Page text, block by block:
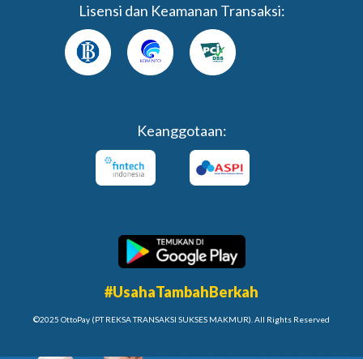
Lisensi dan Keamanan Transaksi:
Keanggotaan:
©2025 OttoPay (PT REKSA TRANSAKSI SUKSES MAKMUR). All Rights Reserved
#UsahaTambahBerkah